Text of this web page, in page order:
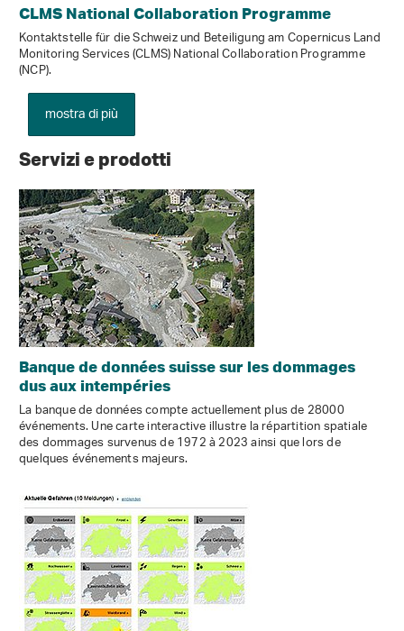
CLMS National Collaboration Programme
Kontaktstelle für die Schweiz und Beteiligung am Copernicus Land
Monitoring Services (CLMS) National Collaboration Programme
(NCP).
mostra di più
Servizi e prodotti
Banque de données suisse sur les dommages
dus aux intempéries
La banque de données compte actuellement plus de 28000
événements. Une carte interactive illustre la répartition spatiale
des dommages survenus de 1972 à 2023 ainsi que lors de
quelques événements majeurs.